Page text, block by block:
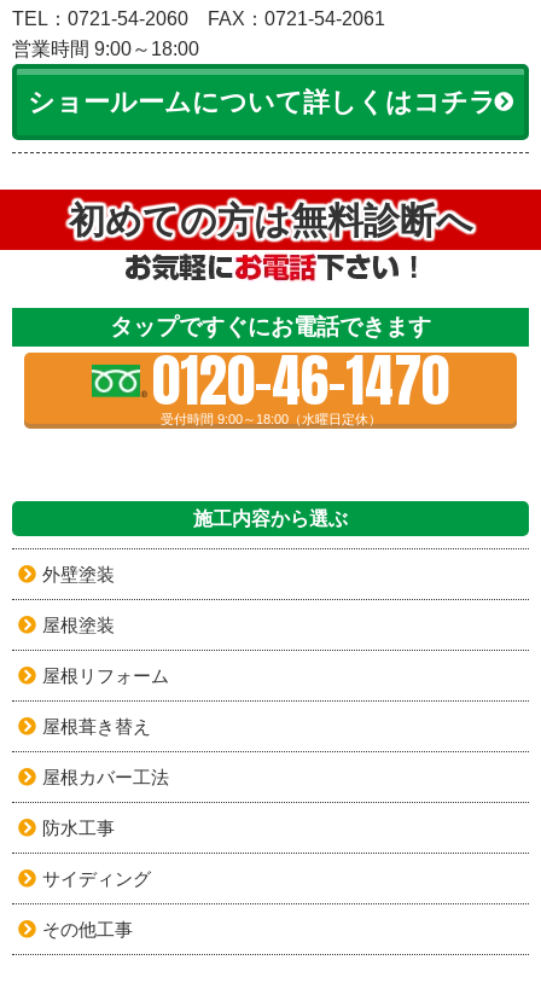
TEL：0721-54-2060
FAX：0721-54-2061
営業時間 9:00～18:00
ショールームについて詳しくはコチラ
初めての方は無料診断へ
タップですぐにお電話できます
0120-46-1470
受付時間 9:00～18:00（水曜日定休）
施工内容から選ぶ
外壁塗装
屋根塗装
屋根リフォーム
屋根葺き替え
屋根カバー工法
防水工事
サイディング
その他工事